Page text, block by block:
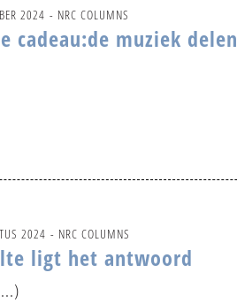
2024 - NRC COLUMNS
cadeau:de muziek delen
2024 - NRC COLUMNS
ligt het antwoord